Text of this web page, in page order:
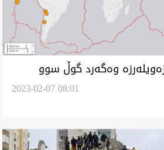
لەرزێد.. ٢٦ زەویلەرزە وەگەرد گوڵ سوو
2023-02-07 08:01